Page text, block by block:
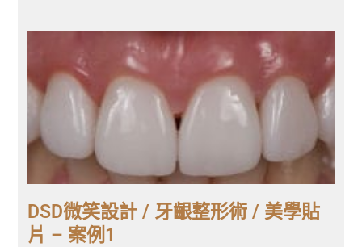
DSD微笑設計 / 牙齦整形術 / 美學貼
片 – 案例1